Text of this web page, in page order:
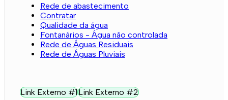
Rede de abastecimento
Contratar
Qualidade da água
Fontanários - Água não controlada
Rede de Águas Residuais
Rede de Águas Pluviais
Link Externo #1Link Externo #2